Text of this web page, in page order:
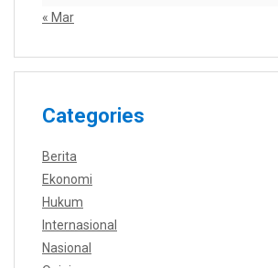
« Mar
Categories
Berita
Ekonomi
Hukum
Internasional
Nasional